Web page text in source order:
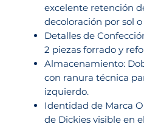
excelente retención
decoloración por sol
Detalles de
2 piezas forrado y
Almacenamiento:
con ranura técnica
izquierdo.
Identidad de Marca
de Dickies visible en